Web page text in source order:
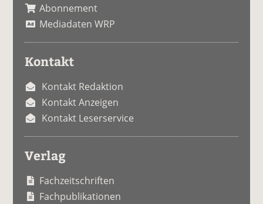
Abonnement
Mediadaten WRP
Kontakt
Kontakt Redaktion
Kontakt Anzeigen
Kontakt Leserservice
Verlag
Fachzeitschriften
Fachpublikationen